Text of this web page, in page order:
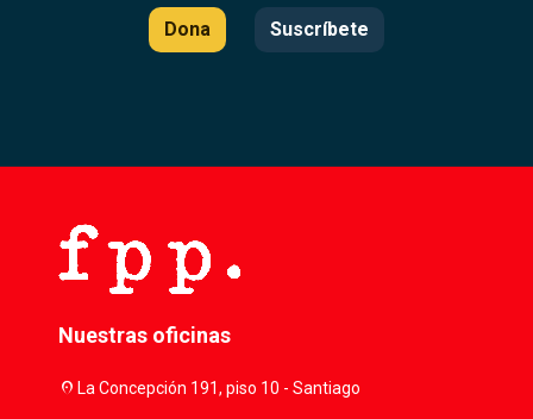
Dona Suscríbete
Nuestras oficinas
location_onLa Concepción 191, piso 10 - Santiago